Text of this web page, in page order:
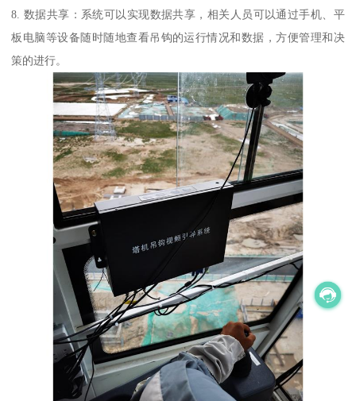
8. 数据共享：系统可以实现数据共享，相关人员可以通过手机、平
板电脑等设备随时随地查看吊钩的运行情况和数据，方便管理和决
策的进行。